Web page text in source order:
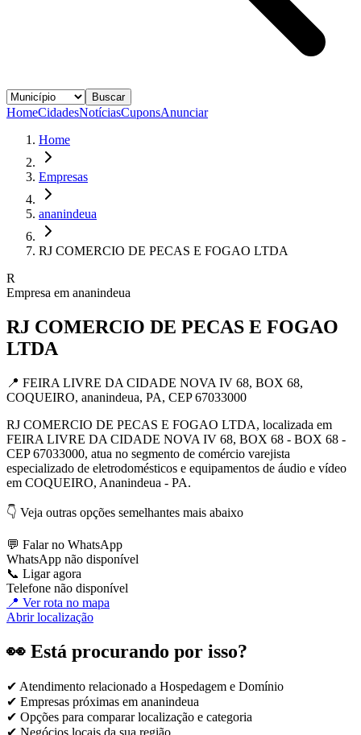
Buscar
HomeCidadesNotíciasCuponsAnunciar
Home
Empresas
ananindeua
RJ COMERCIO DE PECAS E FOGAO LTDA
R
Empresa em ananindeua
RJ COMERCIO DE PECAS E FOGAO
LTDA
📍 FEIRA LIVRE DA CIDADE NOVA IV 68, BOX 68,
COQUEIRO, ananindeua, PA, CEP 67033000
RJ COMERCIO DE PECAS E FOGAO LTDA, localizada em
FEIRA LIVRE DA CIDADE NOVA IV 68, BOX 68 - BOX 68 -
CEP 67033000, atua no segmento de comércio varejista
especializado de eletrodomésticos e equipamentos de áudio e vídeo
em COQUEIRO, Ananindeua - PA.
👇 Veja outras opções semelhantes mais abaixo
💬 Falar no WhatsApp
WhatsApp não disponível
📞 Ligar agora
Telefone não disponível
📍 Ver rota no mapa
Abrir localização
👀 Está procurando por isso?
✔ Atendimento relacionado a Hospedagem e Domínio
✔ Empresas próximas em ananindeua
✔ Opções para comparar localização e categoria
✔ Negócios locais da sua região